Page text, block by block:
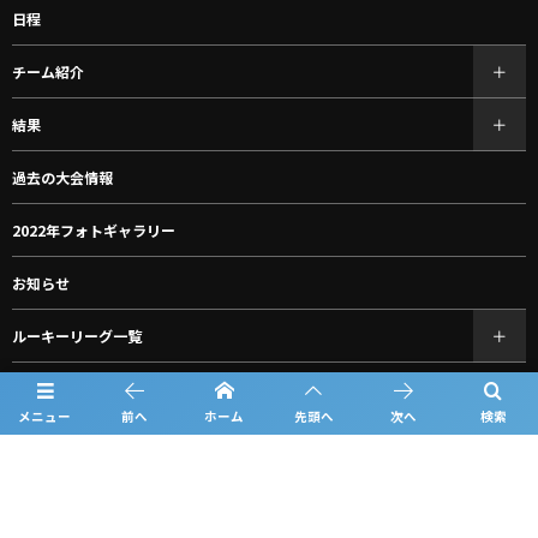
メニュー 検索
前へ ホーム 先頭へ 次へ
日程
チーム紹介
結果
過去の大会情報
2022年フォトギャラリー
お知らせ
ルーキーリーグ一覧
スポンサー一覧
問合せ